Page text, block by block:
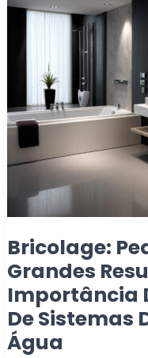
Bricolage:
Grandes
Importância
De Sistemas
Água